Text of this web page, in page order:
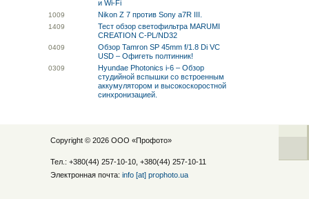
и Wi-Fi
1009 Nikon Z 7 против Sony a7R III.
1409
Тест обзор светофильтра MARUMI
CREATION C-PL/ND32
0409
Обзор Tamron SP 45mm f/1.8 Di VC
USD – Офигеть полтинник!
0309
Hyundae Photonics i-6 – Обзор
студийной вспышки со встроенным
аккумулятором и высокоскоростной
синхронизацией.
Copyright © 2026 ООО «Профото»
Тел.: +380(44) 257-10-10, +380(44) 257-10-11
Электронная почта: info [at] prophoto.ua